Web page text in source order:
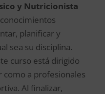
y Nutricionista
planificar y
sea su disciplina.
curso está dirigido
a profesionales
Al finalizar,